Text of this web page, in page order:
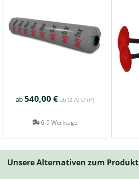
ab540,00 € ab (2,70 €/m2)
6-9 Werktage
Unsere Alternativen zum Produkt